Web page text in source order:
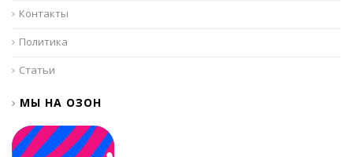
Контакты
Политика
Статьи
МЫ НА ОЗОН